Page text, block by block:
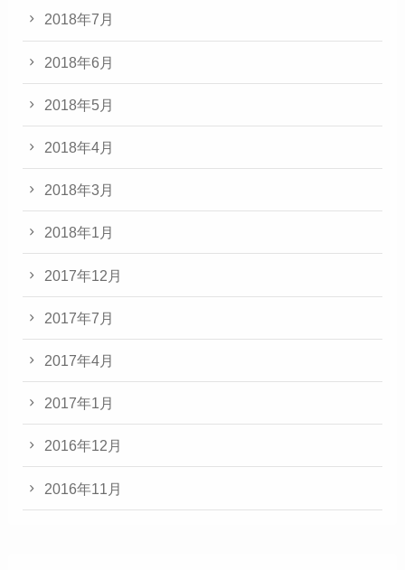
2018年7月
2018年6月
2018年5月
2018年4月
2018年3月
2018年1月
2017年12月
2017年7月
2017年4月
2017年1月
2016年12月
2016年11月